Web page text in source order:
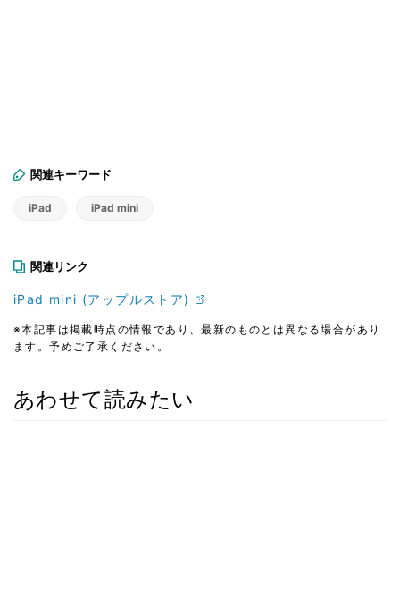
関連キーワード
iPad iPad mini
関連リンク
iPad mini (アップルストア)
※本記事は掲載時点の情報であり、最新のものとは異なる場合があり
ます。予めご了承ください。
あわせて読みたい